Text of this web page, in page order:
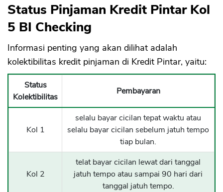
Status Pinjaman Kredit Pintar Kol
5 BI Checking
Informasi penting yang akan dilihat adalah
kolektibilitas kredit pinjaman di Kredit Pintar, yaitu:
Status
Kolektibilitas
Pembayaran
Kol 1
selalu bayar cicilan tepat waktu atau
selalu bayar cicilan sebelum jatuh tempo
tiap bulan.
Kol 2
telat bayar cicilan lewat dari tanggal
jatuh tempo atau sampai 90 hari dari
tanggal jatuh tempo.